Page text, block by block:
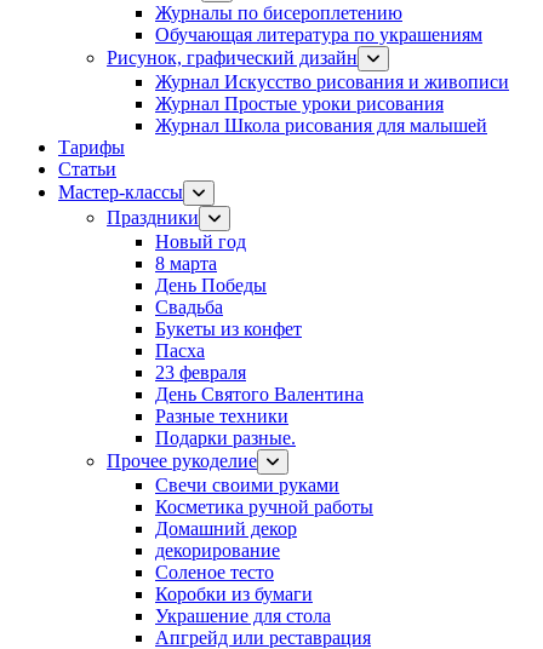
Журналы по бисероплетению
Обучающая литература по украшениям
Рисунок, графический дизайн
Журнал Искусство рисования и живописи
Журнал Простые уроки рисования
Журнал Школа рисования для малышей
Тарифы
Статьи
Мастер-классы
Праздники
Новый год
8 марта
День Победы
Свадьба
Букеты из конфет
Пасха
23 февраля
День Святого Валентина
Разные техники
Подарки разные.
Прочее рукоделие
Свечи своими руками
Косметика ручной работы
Домашний декор
декорирование
Соленое тесто
Коробки из бумаги
Украшение для стола
Апгрейд или реставрация